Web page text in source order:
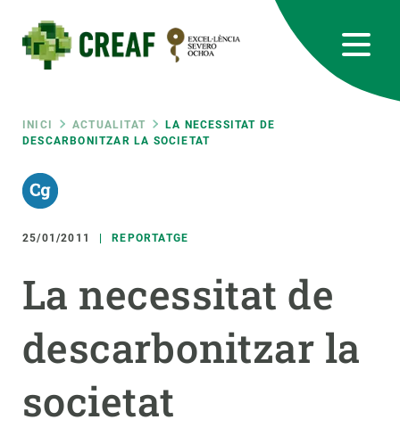
contingut
Fil
d'ariadna
INICI ACTUALITAT
LA NECESSITAT DE
DESCARBONITZAR LA SOCIETAT
25/01/2011 REPORTATGE
La necessitat de
descarbonitzar la
societat
RRSS
Featured
responsive
INTRANET
Responsive
menu
RECERCA
CIÈNCIA EN ACCIÓ
UNEIX-TE A NOSALTRES